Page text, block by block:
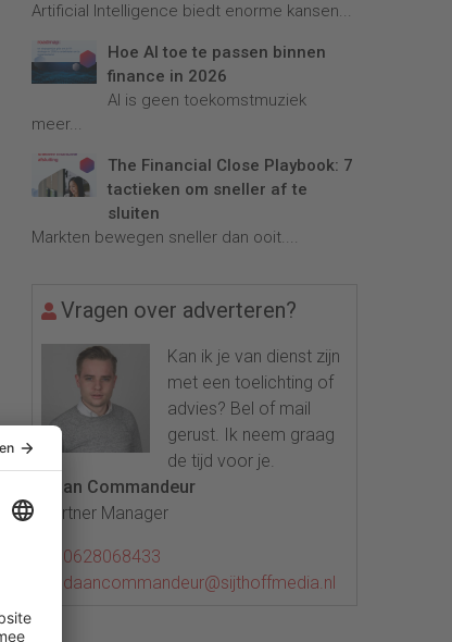
Artificial Intelligence biedt enorme kansen...
Hoe AI toe te passen binnen
finance in 2026
AI is geen toekomstmuziek
meer...
The Financial Close Playbook: 7
tactieken om sneller af te
sluiten
Markten bewegen sneller dan ooit....
Vragen over adverteren?
Kan ik je van dienst zijn
met een toelichting of
advies? Bel of mail
gerust. Ik neem graag
de tijd voor je.
Daan Commandeur
Partner Manager
0628068433
daancommandeur@sijthoffmedia.nl